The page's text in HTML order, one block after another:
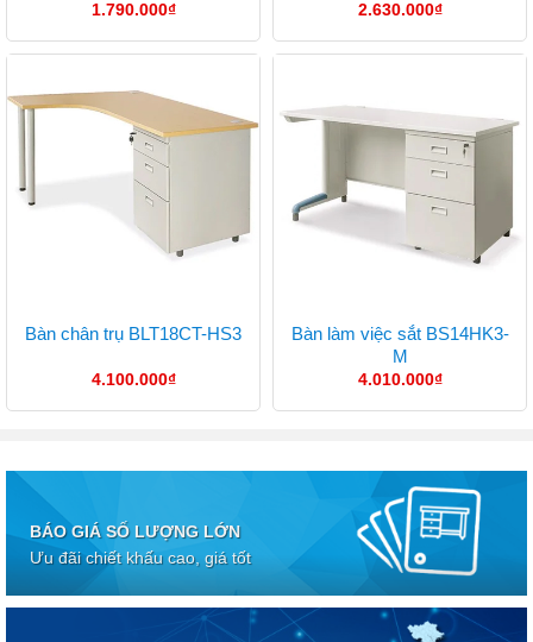
1.790.000₫ 2.630.000₫
Bàn chân trụ BLT18CT-HS3
4.100.000₫
Bàn làm việc sắt BS14HK3-
M
4.010.000₫
BÁO GIÁ SỐ LƯỢNG LỚN
Ưu đãi chiết khấu cao, giá tốt